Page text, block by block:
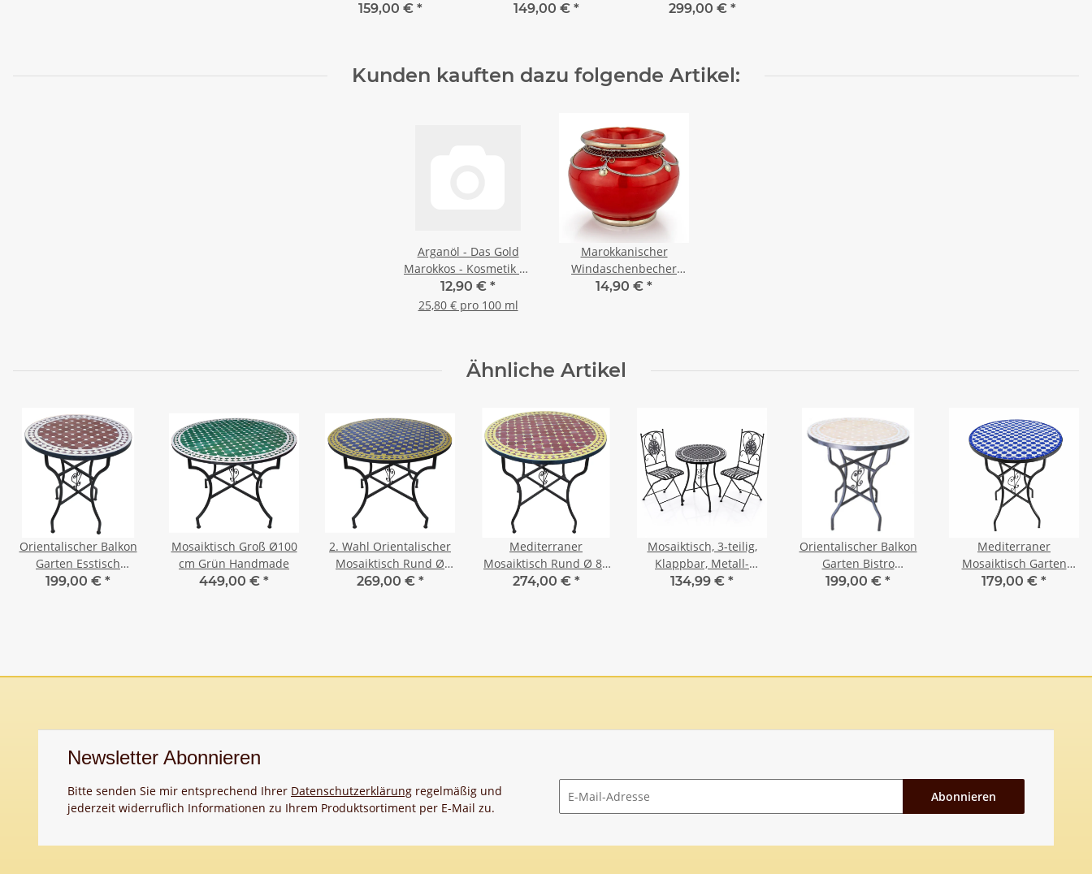
159,00 € *
halbrund Bordeaux-
149,00 € *
cm Bordeaux-Natur
299,00 € *
Kunden kauften dazu folgende Artikel:
Arganöl - Das Gold
Marokkos - Kosmetik 50
ml
12,90 € *
25,80 € pro 100 ml
Marokkanischer
Windaschenbecher
Keramik Rot
14,90 € *
Ähnliche Artikel
Orientalischer Balkon
Garten Esstisch
Mosaiktisch Rund Ø 60
199,00 € *
Mosaiktisch Groß Ø100
cm Grün Handmade
449,00 € *
2. Wahl Orientalischer
Mosaiktisch Rund Ø
100 cm Blau-Gelb
269,00 € *
Mediterraner
Mosaiktisch Rund Ø 80
cm Bordeaux-Gelb
274,00 € *
Mosaiktisch, 3-teilig,
Klappbar, Metall-
Gartenmöbel mit Tisch
134,99 € *
Orientalischer Balkon
Garten Bistro
Mosaiktisch Rund Ø 60
199,00 € *
Mediterraner
Mosaiktisch Garten
Balkon Tisch Rund Ø 60
179,00 € *
Newsletter Abonnieren
Bitte senden Sie mir entsprechend Ihrer Datenschutzerklärung regelmäßig und
jederzeit widerruflich Informationen zu Ihrem Produktsortiment per E-Mail zu.
Abonnieren